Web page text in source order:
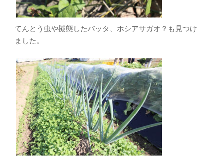
てんとう虫や擬態したバッタ、ホシアサガオ？も見つけ
ました。